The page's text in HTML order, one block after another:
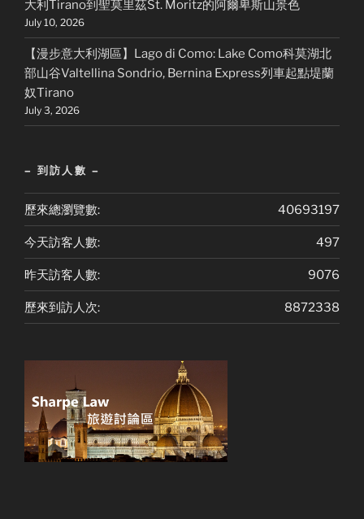
大利Tirano到聖莫里茲St. Moritz的阿爾卑斯山景色
July 10, 2026
【漫步意大利湖區】Lago di Como: Lake Como科莫湖北
部山谷Valtellina Sondrio, Bernina Express列車起點堤蘭
奴Tirano
July 3, 2026
– 到訪人數 –
40693197
歷來總瀏覽數:
497
今天訪客人數:
9076
昨天訪客人數:
8872338
歷來到訪人次: